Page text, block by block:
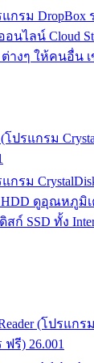
กรม DropBox
อนไลน์ Cloud
างๆ ให้คนอื่น
โปรแกรม
กรม
ดูอุณหภูมิ
ก์ SSD ทั้ง
(โปรแก
รี) 26.001